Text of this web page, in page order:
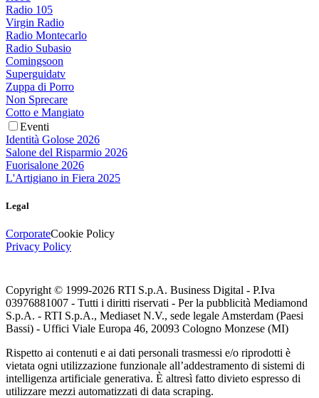
Radio 105
Virgin Radio
Radio Montecarlo
Radio Subasio
Comingsoon
Superguidatv
Zuppa di Porro
Non Sprecare
Cotto e Mangiato
Eventi
Identità Golose 2026
Salone del Risparmio 2026
Fuorisalone 2026
L'Artigiano in Fiera 2025
Legal
CorporateCookie Policy
Privacy Policy
Copyright © 1999-2026 RTI S.p.A. Business Digital - P.Iva
03976881007 - Tutti i diritti riservati - Per la pubblicità Mediamond
S.p.A. - RTI S.p.A., Mediaset N.V., sede legale Amsterdam (Paesi
Bassi) - Uffici Viale Europa 46, 20093 Cologno Monzese (MI)
Rispetto ai contenuti e ai dati personali trasmessi e/o riprodotti è
vietata ogni utilizzazione funzionale all’addestramento di sistemi di
intelligenza artificiale generativa. È altresì fatto divieto espresso di
utilizzare mezzi automatizzati di data scraping.